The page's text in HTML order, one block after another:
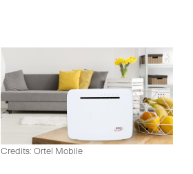
Credits: Ortel Mobile